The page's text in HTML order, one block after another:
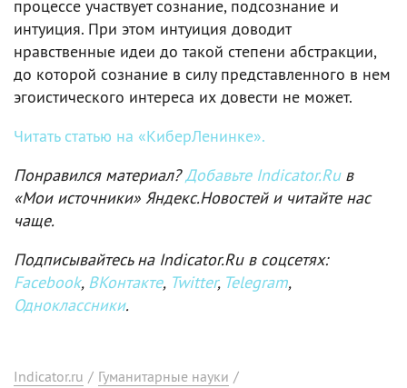
процессе участвует сознание, подсознание и
интуиция. При этом интуиция доводит
нравственные идеи до такой степени абстракции,
до которой сознание в силу представленного в нем
эгоистического интереса их довести не может.
Читать статью на «КиберЛенинке».
Понравился материал?Добавьте Indicator.Ruв
«Мои источники» Яндекс.Новостей и читайте нас
чаще.
Подписывайтесь на Indicator.Ru в соцсетях:
Facebook, ВКонтакте, Twitter, Telegram,
Одноклассники.
Indicator.ru / Гуманитарные науки /